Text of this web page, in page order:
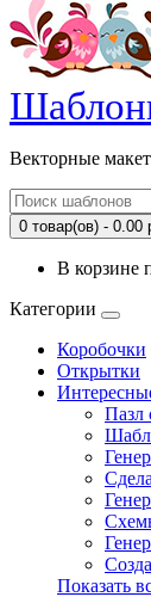
Векторные
0 товар(ов) - 0.00
В корзине
Категории
Коробочки
Открытки
Пазл
Показать